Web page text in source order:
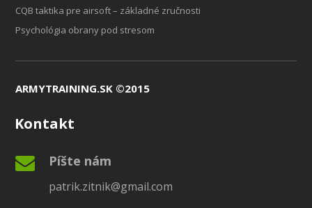
CQB taktika pre airsoft – základné zručnosti
Psychológia obrany pod stresom
ARMYTRAINING.SK ©2015
Kontakt
Píšte nám
patrik.zitnik@gmail.com